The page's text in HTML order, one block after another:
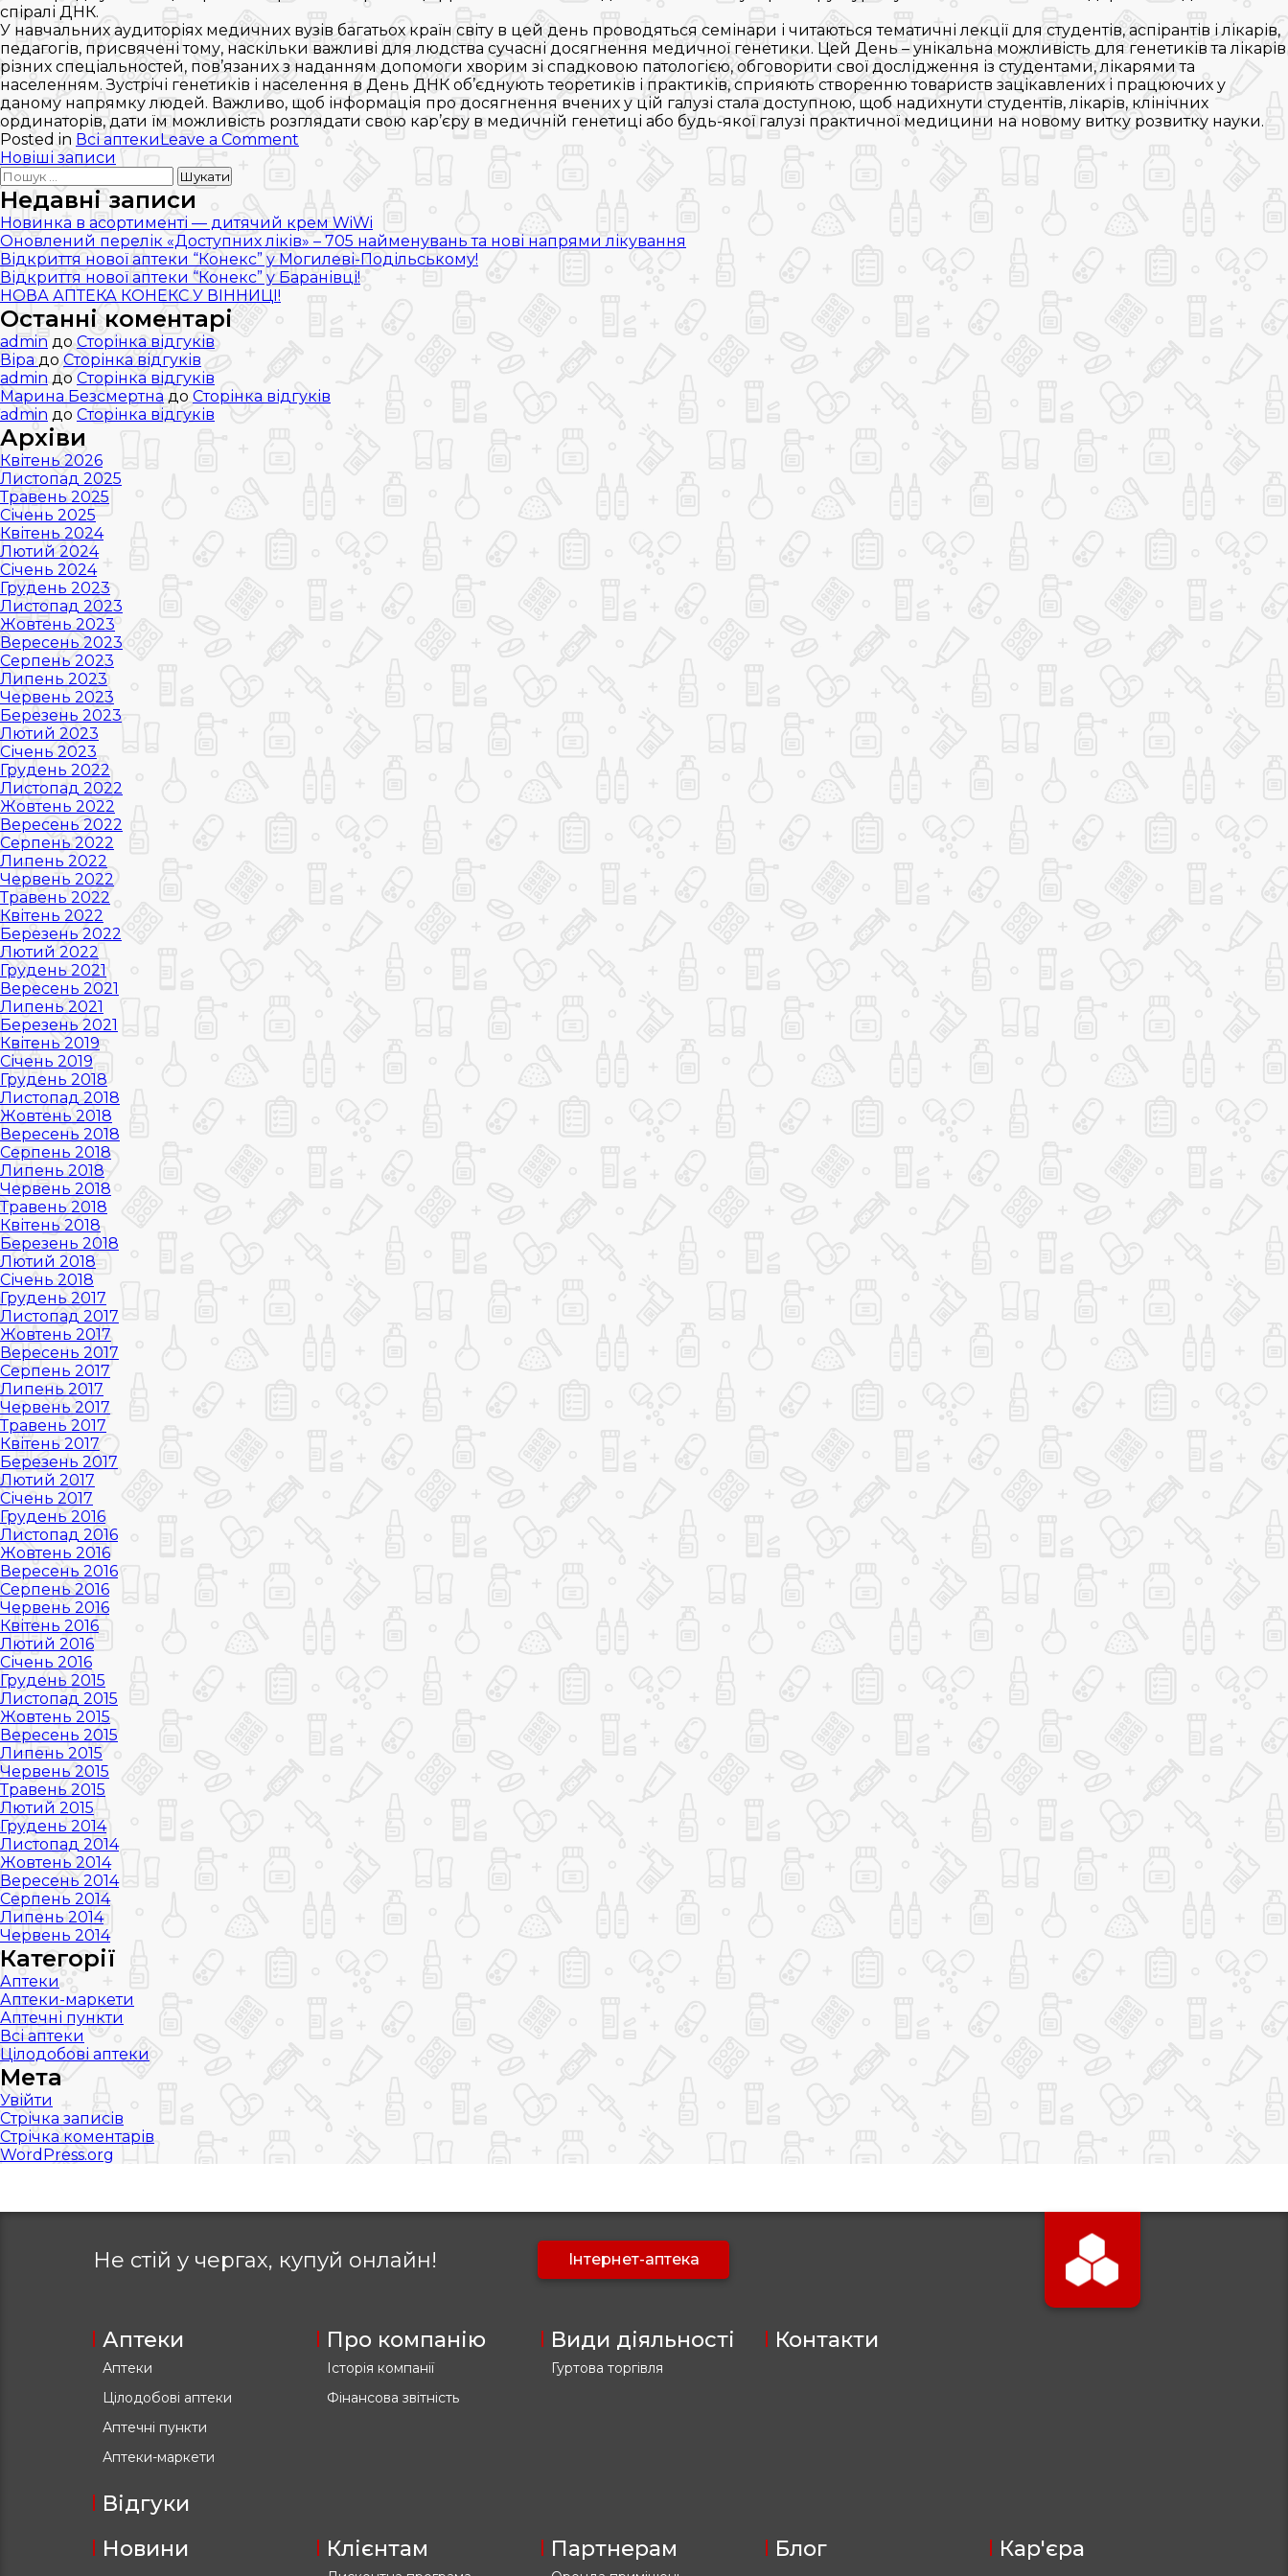
Довідкова аптек:
0 (800) 35-30-30
Слідкуй за нами:
спіралі ДНК.
У навчальних аудиторіях медичних вузів багатьох країн світу в цей день проводяться семінари і читаються тематичні лекції для студентів, аспірантів і лікарів,
педагогів, присвячені тому, наскільки важливі для людства сучасні досягнення медичної генетики. Цей День – унікальна можливість для генетиків та лікарів
різних спеціальностей, пов’язаних з наданням допомоги хворим зі спадковою патологією, обговорити свої дослідження із студентами, лікарями та
населенням. Зустрічі генетиків і населення в День ДНК об’єднують теоретиків і практиків, сприяють створенню товариств зацікавлених і працюючих у
даному напрямку людей. Важливо, щоб інформація про досягнення вчених у цій галузі стала доступною, щоб надихнути студентів, лікарів, клінічних
ординаторів, дати їм можливість розглядати свою кар’єру в медичній генетиці або будь-якої галузі практичної медицини на новому витку розвитку науки.
Posted in Всі аптекиLeave a Comment
Навігація
записів
Новіші записи
Пошук:
Недавні записи
Новинка в асортименті — дитячий крем WiWi
Оновлений перелік «Доступних ліків» – 705 найменувань та нові напрями лікування
Відкриття нової аптеки “Конекс” у Могилеві-Подільському!
Відкриття нової аптеки “Конекс” у Баранівці!
НОВА АПТЕКА КОНЕКС У ВІННИЦІ!
Останні коментарі
admin до Сторінка відгуків
Віра до Сторінка відгуків
admin до Сторінка відгуків
Марина Безсмертна до Сторінка відгуків
admin до Сторінка відгуків
Архіви
Квітень 2026
Листопад 2025
Травень 2025
Січень 2025
Квітень 2024
Лютий 2024
Січень 2024
Грудень 2023
Листопад 2023
Жовтень 2023
Вересень 2023
Серпень 2023
Липень 2023
Червень 2023
Березень 2023
Лютий 2023
Січень 2023
Грудень 2022
Листопад 2022
Жовтень 2022
Вересень 2022
Серпень 2022
Липень 2022
Червень 2022
Травень 2022
Квітень 2022
Березень 2022
Лютий 2022
Грудень 2021
Вересень 2021
Липень 2021
Березень 2021
Квітень 2019
Січень 2019
Грудень 2018
Листопад 2018
Жовтень 2018
Вересень 2018
Серпень 2018
Липень 2018
Червень 2018
Травень 2018
Квітень 2018
Березень 2018
Лютий 2018
Січень 2018
Грудень 2017
Листопад 2017
Жовтень 2017
Вересень 2017
Серпень 2017
Липень 2017
Червень 2017
Травень 2017
Квітень 2017
Березень 2017
Лютий 2017
Січень 2017
Грудень 2016
Листопад 2016
Жовтень 2016
Вересень 2016
Серпень 2016
Червень 2016
Квітень 2016
Лютий 2016
Січень 2016
Грудень 2015
Листопад 2015
Жовтень 2015
Вересень 2015
Липень 2015
Червень 2015
Травень 2015
Лютий 2015
Грудень 2014
Листопад 2014
Жовтень 2014
Вересень 2014
Серпень 2014
Липень 2014
Червень 2014
Категорії
Аптеки
Аптеки-маркети
Аптечні пункти
Всі аптеки
Цілодобові аптеки
Мета
Увійти
Стрічка записів
Стрічка коментарів
WordPress.org
Не стій у чергах, купуй онлайн! Інтернет-аптека
Аптеки
Аптеки
Цілодобові аптеки
Аптечні пункти
Аптеки-маркети
Про компанію
Історія компанії
Фінансова звітність
Види діяльності
Гуртова торгівля
Контакти
Відгуки
Новини
Клієнтам Партнерам Блог Кар'єра